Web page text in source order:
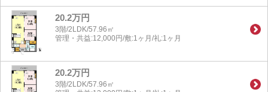
20.2万円
3階/2LDK/57.96㎡
管理・共益:12,000円/敷:1ヶ月/礼:1ヶ月
20.2万円
3階/2LDK/57.96㎡